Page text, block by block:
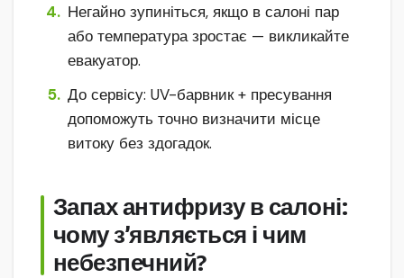
Негайно зупиніться, якщо в салоні пар
або температура зростає — викликайте
евакуатор.
До сервісу: UV-барвник + пресування
допоможуть точно визначити місце
витоку без здогадок.
Запах антифризу в салоні:
чому з’являється і чим
небезпечний?